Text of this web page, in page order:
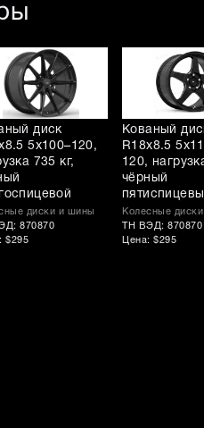
диск
5x100–120,
735 кг,
диски и шины
870870
$295
Кованый
R18x8.5
120,
чёрный
Колесные
ТН ВЭД: 870870
Цена: $295